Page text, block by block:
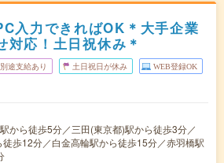
入力できればOK＊大手企業
対応！土日祝休み＊
途支給あり 土日祝日が休み WEB登録OK
から徒歩5分／三田(東京都)駅から徒歩3分／
歩12分／白金高輪駅から徒歩15分／赤羽橋駅